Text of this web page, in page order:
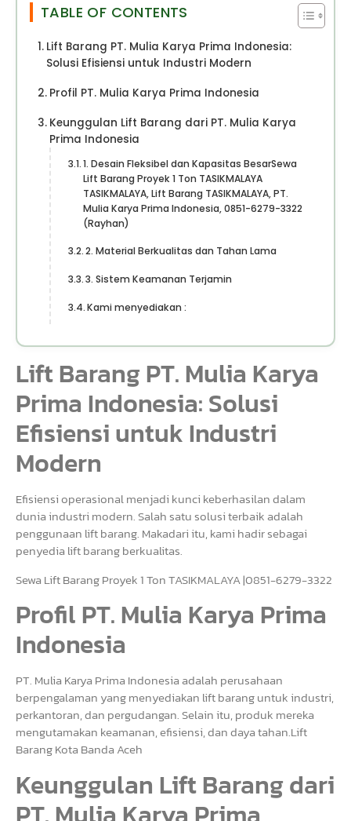
TABLE OF CONTENTS
Lift Barang PT. Mulia Karya Prima Indonesia:
Solusi Efisiensi untuk Industri Modern
Profil PT. Mulia Karya Prima Indonesia
Keunggulan Lift Barang dari PT. Mulia Karya
Prima Indonesia
1. Desain Fleksibel dan Kapasitas BesarSewa
Lift Barang Proyek 1 Ton TASIKMALAYA
TASIKMALAYA, Lift Barang TASIKMALAYA, PT.
Mulia Karya Prima Indonesia, 0851-6279-3322
(Rayhan)
2. Material Berkualitas dan Tahan Lama
3. Sistem Keamanan Terjamin
Kami menyediakan :
Lift Barang PT. Mulia Karya
Prima Indonesia: Solusi
Efisiensi untuk Industri
Modern
Efisiensi operasional menjadi kunci keberhasilan dalam
dunia industri modern. Salah satu solusi terbaik adalah
penggunaan lift barang. Makadari itu, kami hadir sebagai
penyedia lift barang berkualitas.
Sewa Lift Barang Proyek 1 Ton TASIKMALAYA |0851-6279-3322
Profil PT. Mulia Karya Prima
Indonesia
PT. Mulia Karya Prima Indonesia adalah perusahaan
berpengalaman yang menyediakan lift barang untuk industri,
perkantoran, dan pergudangan. Selain itu, produk mereka
mengutamakan keamanan, efisiensi, dan daya tahan.Lift
Barang Kota Banda Aceh
Keunggulan Lift Barang dari